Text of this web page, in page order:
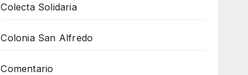
Colecta Solidaria
Colonia San Alfredo
Comentario